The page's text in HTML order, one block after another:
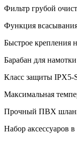
Фильтр грубой
Функция
Быстрое крепления
Барабан для
Класс защиты IPX5-
Максимальная
Прочный ПВХ
Набор аксессуаров